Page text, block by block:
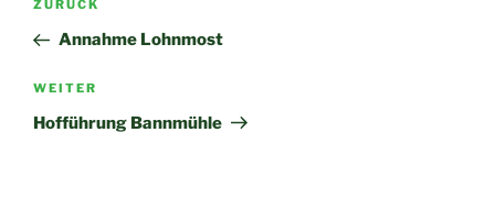
ZURÜCK
Annahme Lohnmost
WEITER
Hofführung Bannmühle